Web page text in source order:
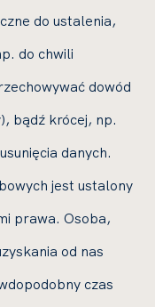
do ustalenia,
do chwili
dowód
bądź krócej, np.
danych.
jest ustalony
prawa. Osoba,
od nas
czas